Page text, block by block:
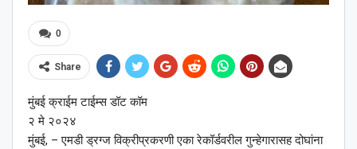
0
Share
मुंबई क्राईम टाईम्स डॉट कॉम
२ मे २०२४
मुंबई, – एमडी ड्रग्ज विक्रीप्रकरणी एका रेकॉर्डवरील गुन्हेगारासह दोघांना